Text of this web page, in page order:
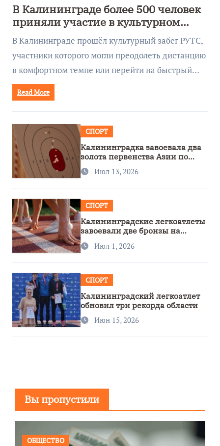
В Калининграде более 500 человек
приняли участие в культурном
забеге
В Калининграде прошёл культурный забег РУТС,
участники которого могли преодолеть дистанцию
в комфортном темпе или перейти на быстрый…
Read More
СПОРТ
Калининградка завоевала два
золота первенства Азии по
метанию ножа
Июл 13, 2026
СПОРТ
Калининградские легкоатлеты
завоевали две бронзы на
первенстве России
Июл 1, 2026
СПОРТ
Калининградский легкоатлет
обновил три рекорда области
Июн 15, 2026
Вы пропустили
ОБЩЕСТВО